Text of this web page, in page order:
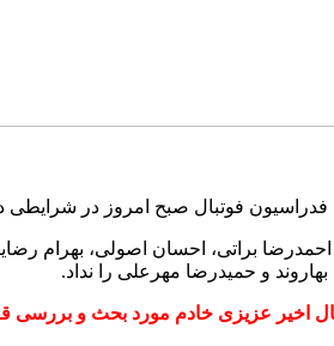
فوتبال صبح امروز در شرایطی
براتی، احسان اصولی، بهرام
و حمیدرضا مهرعلی را نداد.